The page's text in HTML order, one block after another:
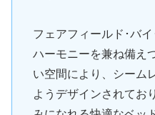
フェアフィールド･バ
ハーモニーを兼ね備え
い空間により、シーム
ようデザインされてお